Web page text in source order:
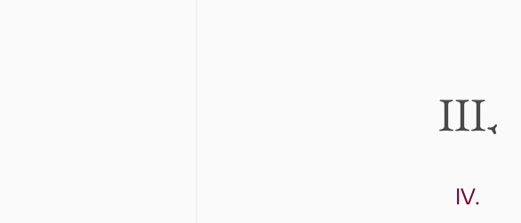
III.
IV.